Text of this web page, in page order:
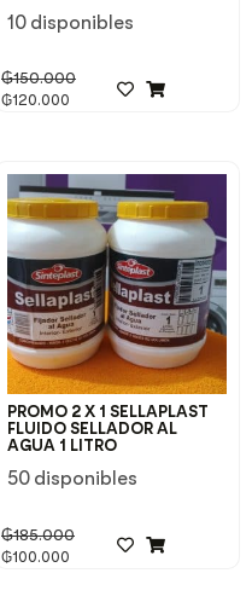
10 disponibles
₲150.000
₲120.000
PROMO 2 X 1 SELLAPLAST
FLUIDO SELLADOR AL
AGUA 1 LITRO
50 disponibles
₲185.000
₲100.000